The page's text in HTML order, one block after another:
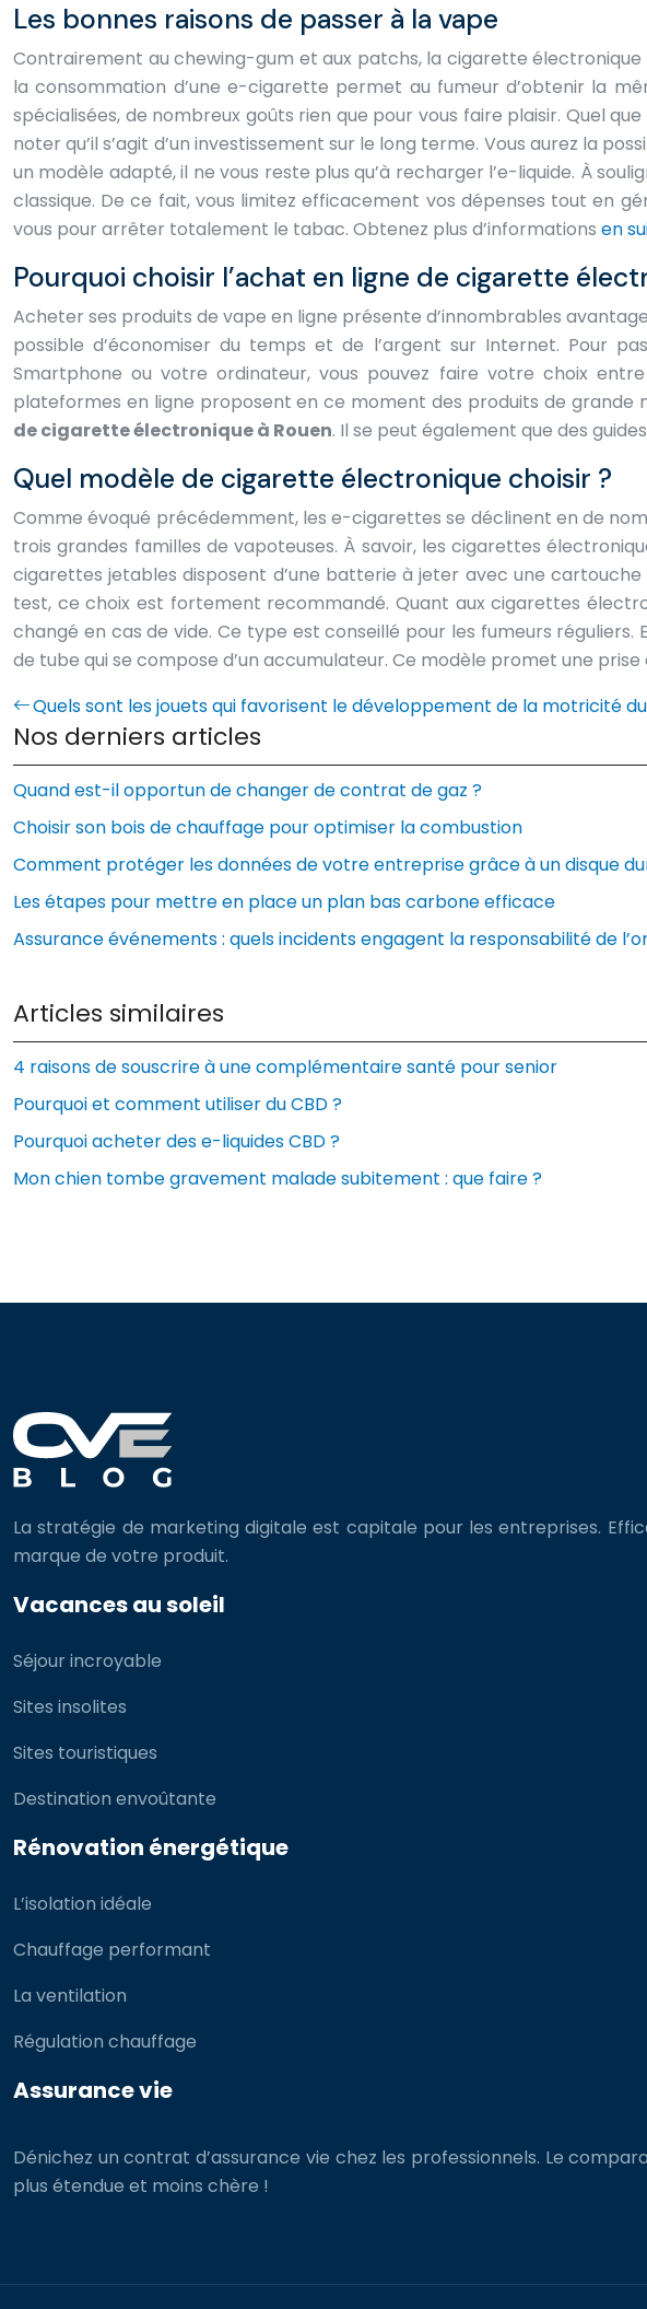
Les bonnes raisons de passer à la vape
Contrairement au chewing-gum et aux patchs, la cigarette
la consommation d’une e-cigarette permet au fumeur d’obtenir la
spécialisées, de nombreux goûts rien que pour vous faire plaisir. Quel
noter qu’il s’agit d’un investissement sur le long terme. Vous aurez la
un modèle adapté, il ne vous reste plus qu’à recharger l’e-liquide. À
classique. De ce fait, vous limitez efficacement vos dépenses tout en
vous pour arrêter totalement le tabac. Obtenez plus d’informations en
Pourquoi choisir l’achat en ligne de cigarette
Acheter ses produits de vape en ligne présente d’innombrables
possible d’économiser du temps et de l’argent sur Internet. Pour
Smartphone ou votre ordinateur, vous pouvez faire votre choix
plateformes en ligne proposent en ce moment des produits de grande
de cigarette électronique à Rouen. Il se peut également que des
Quel modèle de cigarette électronique choisir ?
Comme évoqué précédemment, les e-cigarettes se déclinent en de
trois grandes familles de vapoteuses. À savoir, les cigarettes
cigarettes jetables disposent d’une batterie à jeter avec une cartouche
test, ce choix est fortement recommandé. Quant aux cigarettes
changé en cas de vide. Ce type est conseillé pour les fumeurs
de tube qui se compose d’un accumulateur. Ce modèle promet une
Quels sont les jouets qui favorisent le développement de la motricité
Nos derniers articles
Quand est-il opportun de changer de contrat de gaz ?
Choisir son bois de chauffage pour optimiser la combustion
Comment protéger les données de votre entreprise grâce à un disque
Les étapes pour mettre en place un plan bas carbone efficace
Assurance événements : quels incidents engagent la responsabilité de
Articles similaires
4 raisons de souscrire à une complémentaire santé pour senior
Pourquoi et comment utiliser du CBD ?
Pourquoi acheter des e-liquides CBD ?
Mon chien tombe gravement malade subitement : que faire ?
La stratégie de marketing digitale est capitale pour les entreprises.
marque de votre produit.
Vacances au soleil
Séjour incroyable
Sites insolites
Sites touristiques
Destination envoûtante
Rénovation énergétique
L’isolation idéale
Chauffage performant
La ventilation
Régulation chauffage
Assurance vie
Dénichez un contrat d’assurance vie chez les professionnels. Le
plus étendue et moins chère !